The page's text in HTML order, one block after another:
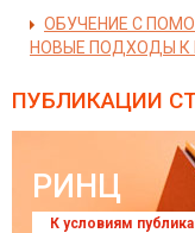
ОБУЧЕНИЕ С
НОВЫЕ ПОДХОДЫ
ПУБЛИКАЦИИ
РИНЦ
К условиям